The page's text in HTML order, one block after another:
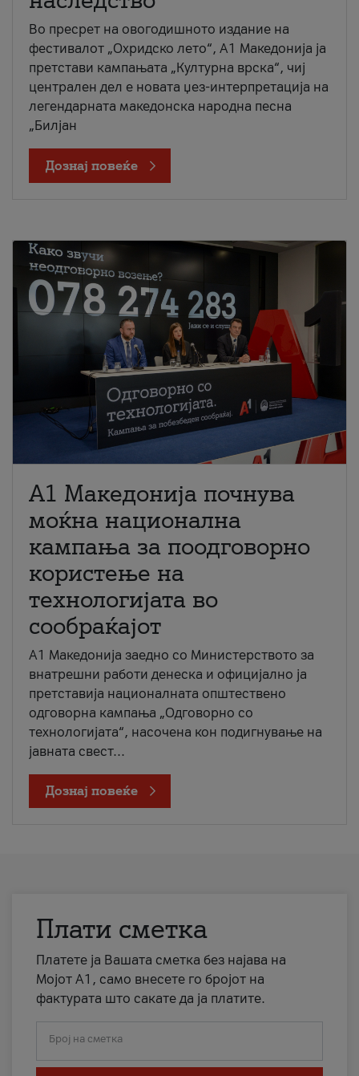
Во пресрет на овогодишното издание на
фестивалот „Охридско лето“, А1 Македонија ја
претстави кампањата „Културна врска“, чиј
централен дел е новата џез-интерпретација на
легендарната македонска народна песна
„Билјан
Дознај повеќе
A1 Македонија почнува
моќна национална
кампања за поодговорно
користење на
технологијата во
сообраќајот
A1 Македонија заедно со Министерството за
внатрешни работи денеска и официјално ја
претставија националната општествено
одговорна кампања „Одговорно со
технологијата“, насочена кон подигнување на
јавната свест...
Дознај повеќе
Плати сметка
Платете ја Вашата сметка без најава на
Мојот А1, само внесете го бројот на
фактурата што сакате да ја платите.
Број на сметка